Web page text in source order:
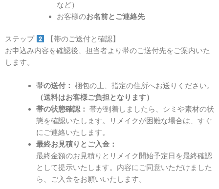
など）
お客様のお名前とご連絡先
ステップ
【帯のご送付と確認】
お申込み内容を確認後、担当者より帯のご送付先をご案内いた
します。
帯の送付： 梱包の上、指定の住所へお送りください。
（送料はお客様ご負担となります）
帯の状態確認： 帯が到着しましたら、シミや素材の状
態を確認いたします。リメイクが困難な場合は、すぐ
にご連絡いたします。
最終お見積りとご入金：
最終金額のお見積りとリメイク開始予定日を最終確認
として提示いたします。内容にご同意いただけました
ら、ご入金をお願いいたします。